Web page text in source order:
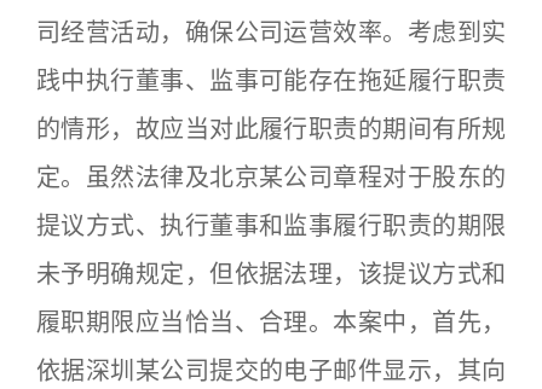
司经营活动，确保公司运营效率。考虑到实
践中执行董事、监事可能存在拖延履行职责
的情形，故应当对此履行职责的期间有所规
定。虽然法律及北京某公司章程对于股东的
提议方式、执行董事和监事履行职责的期限
未予明确规定，但依据法理，该提议方式和
履职期限应当恰当、合理。本案中，首先，
依据深圳某公司提交的电子邮件显示，其向